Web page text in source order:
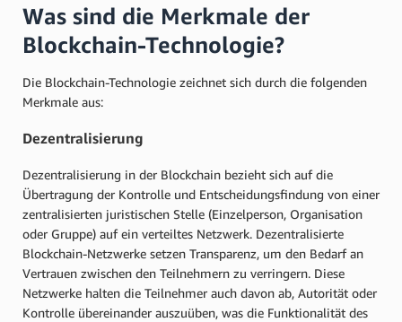
Was sind die Merkmale der
Blockchain-Technologie?
Die Blockchain-Technologie zeichnet sich durch die folgenden
Merkmale aus:
Dezentralisierung
Dezentralisierung in der Blockchain bezieht sich auf die
Übertragung der Kontrolle und Entscheidungsfindung von einer
zentralisierten juristischen Stelle (Einzelperson, Organisation
oder Gruppe) auf ein verteiltes Netzwerk. Dezentralisierte
Blockchain-Netzwerke setzen Transparenz, um den Bedarf an
Vertrauen zwischen den Teilnehmern zu verringern. Diese
Netzwerke halten die Teilnehmer auch davon ab, Autorität oder
Kontrolle übereinander auszuüben, was die Funktionalität des